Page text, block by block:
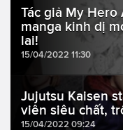
Tác giả My Hero
manga kinh dị
lai!
15/04/2022 11:30
Jujutsu Kaisen
viên siêu chất,
15/04/2022 09:24